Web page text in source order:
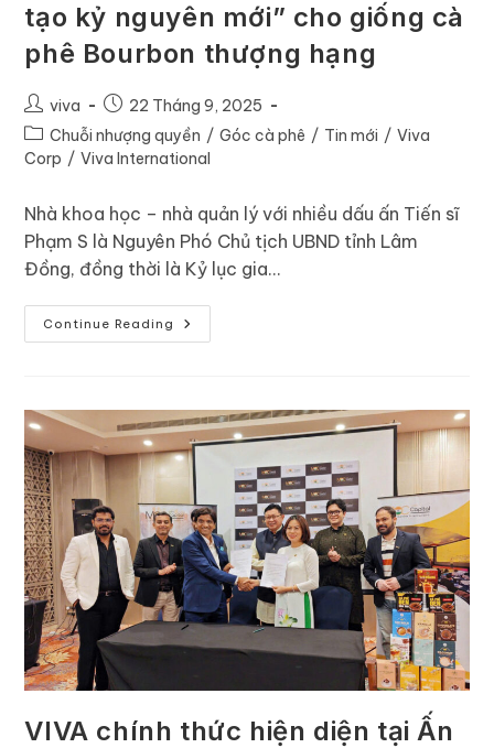
tạo kỷ nguyên mới” cho giống cà
phê Bourbon thượng hạng
viva
22 Tháng 9, 2025
Chuỗi nhượng quyền / Góc cà phê / Tin mới / Viva
Corp / Viva International
Nhà khoa học – nhà quản lý với nhiều dấu ấn Tiến sĩ
Phạm S là Nguyên Phó Chủ tịch UBND tỉnh Lâm
Đồng, đồng thời là Kỷ lục gia…
Continue Reading
VIVA chính thức hiện diện tại Ấn